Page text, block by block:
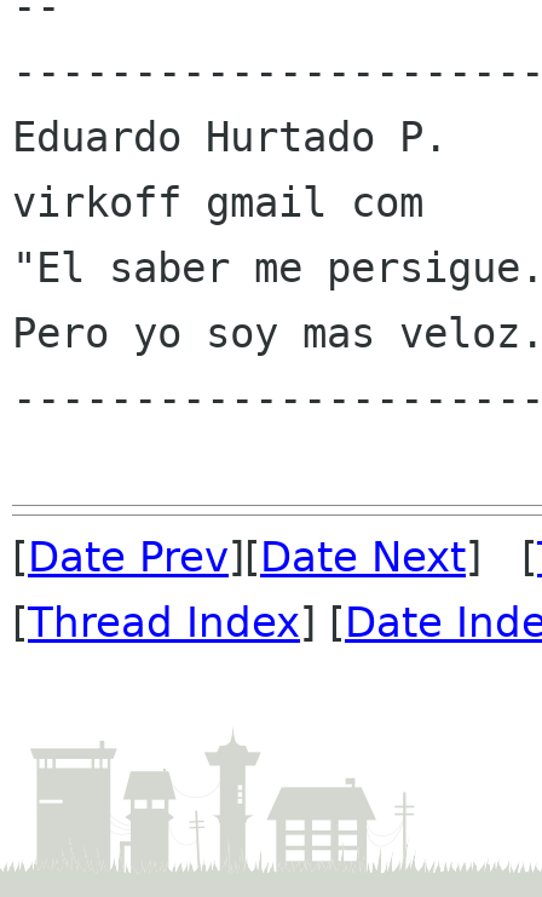
Eduardo Hurtado P.
virkoff gmail com
"El saber me
Pero yo soy mas
[Date Prev][Date Next] [
[Thread Index] [Date